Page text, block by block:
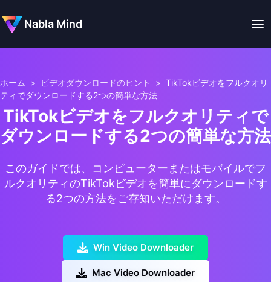
Nabla Mind
ホーム > ビデオダウンロードのヒント > TikTokビデオをフルクオリ
ティでダウンロードする2つの簡単な方法
TikTokビデオをフルクオリティで
ダウンロードする2つの簡単な方法
このガイドでは、コンピューターまたはモバイルでフ
ルクオリティのTikTokビデオを簡単にダウンロードす
る2つの方法をご存知いただけます。
Win Video Downloader
Mac Video Downloader